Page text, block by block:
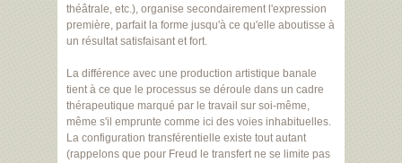
théâtrale, etc.), organise secondairement l'expression
première, parfait la forme jusqu'à ce qu'elle aboutisse à
un résultat satisfaisant et fort.
La différence avec une production artistique banale
tient à ce que le processus se déroule dans un cadre
thérapeutique marqué par le travail sur soi-même,
même s'il emprunte comme ici des voies inhabituelles.
La configuration transférentielle existe tout autant
(rappelons que pour Freud le transfert ne se limite pas